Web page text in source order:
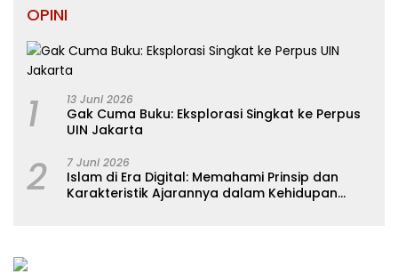
OPINI
1 13 Juni 2026
Gak Cuma Buku: Eksplorasi Singkat ke Perpus
UIN Jakarta
2 7 Juni 2026
Islam di Era Digital: Memahami Prinsip dan
Karakteristik Ajarannya dalam Kehidupan